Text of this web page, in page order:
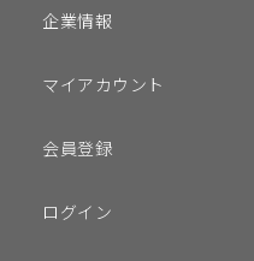
企業情報
マイアカウント
会員登録
ログイン